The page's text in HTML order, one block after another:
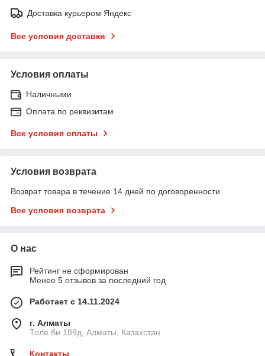
Доставка курьером Яндекс
Все условия доставки
Условия оплаты
Наличными
Оплата по реквизитам
Все условия оплаты
Условия возврата
Возврат товара в течение 14 дней по договоренности
Все условия возврата
О нас
Рейтинг не сформирован
Менее 5 отзывов за последний год
Работает с 14.11.2024
г. Алматы
Толе би 189д, Алматы, Казахстан
Контакты